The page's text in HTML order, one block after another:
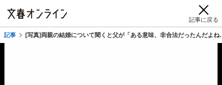
記事に戻る
記事 [写真]両親の結婚について聞くと父が「ある意味、非合法だったんだよ